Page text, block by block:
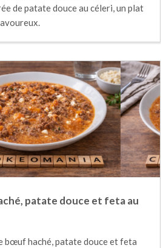
de patate douce au céleri, un plat
patate douce et feta au
bœuf haché, patate douce et feta